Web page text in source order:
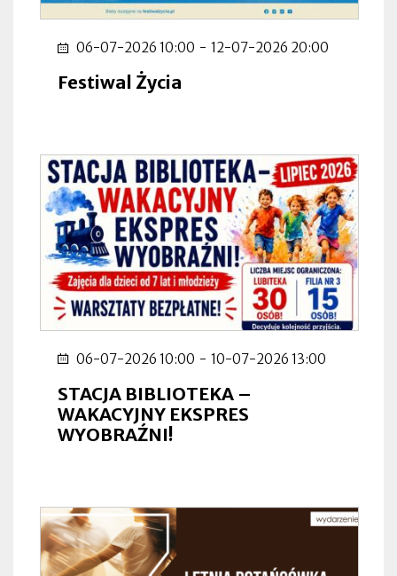
06-07-2026 10:00 - 12-07-2026 20:00
Festiwal Życia
06-07-2026 10:00 - 10-07-2026 13:00
STACJA BIBLIOTEKA –
WAKACYJNY EKSPRES
WYOBRAŹNI!